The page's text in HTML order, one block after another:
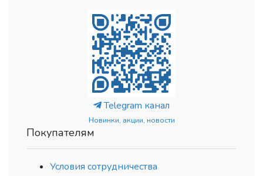
Telegram канал
Новинки, акции, новости
Покупателям
Условия сотрудничества